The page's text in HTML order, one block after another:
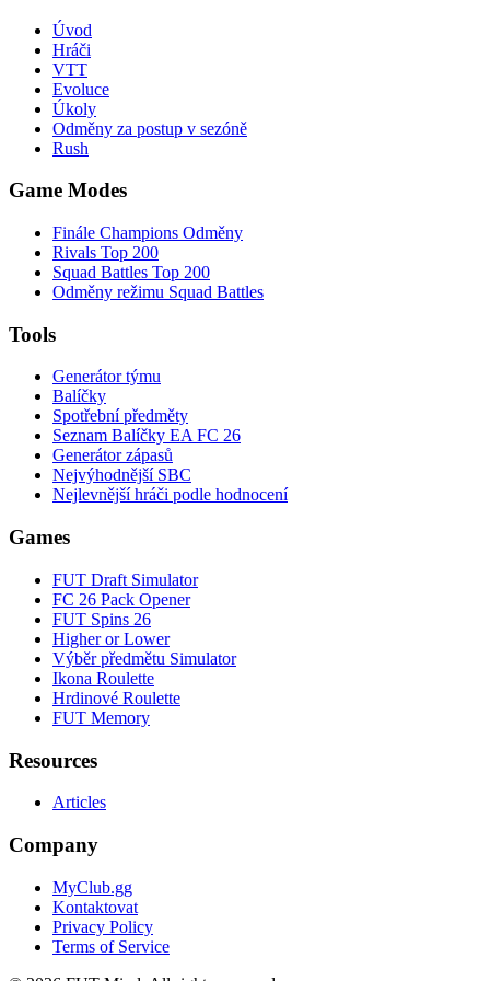
Úvod
Hráči
VTT
Evoluce
Úkoly
Odměny za postup v sezóně
Rush
Game Modes
Finále Champions Odměny
Rivals Top 200
Squad Battles Top 200
Odměny režimu Squad Battles
Tools
Generátor týmu
Balíčky
Spotřební předměty
Seznam Balíčky EA FC 26
Generátor zápasů
Nejvýhodnější SBC
Nejlevnější hráči podle hodnocení
Games
FUT Draft Simulator
FC 26 Pack Opener
FUT Spins 26
Higher or Lower
Výběr předmětu Simulator
Ikona Roulette
Hrdinové Roulette
FUT Memory
Resources
Articles
Company
MyClub.gg
Kontaktovat
Privacy Policy
Terms of Service